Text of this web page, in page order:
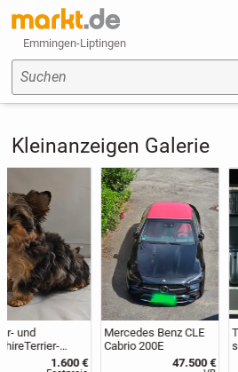
Emmingen-Liptingen
Suchen
Kleinanzeigen Galerie
Mercedes Benz CLE
Cabrio 200E
47.500 €
Thermomix TM6 in
schwarz Glanz